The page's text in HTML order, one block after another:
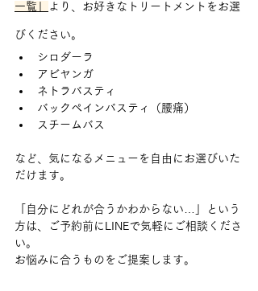
一覧」 より、お好きなトリートメントをお選
びください。
シロダーラ
アビヤンガ
ネトラバスティ
バックペインバスティ（腰痛）
スチームバス
など、気になるメニューを自由にお選びいた
だけます。
「自分にどれが合うかわからない…」という
方は、ご予約前にLINEで気軽にご相談くださ
い。
お悩みに合うものをご提案します。